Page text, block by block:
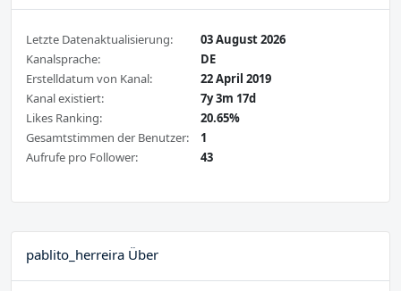
Letzte Datenaktualisierung:
03 August 2026
Kanalsprache:
DE
Erstelldatum von Kanal:
22 April 2019
Kanal existiert:
7y 3m 17d
Likes Ranking:
20.65%
Gesamtstimmen der Benutzer:
1
Aufrufe pro Follower:
43
pablito_herreira Über